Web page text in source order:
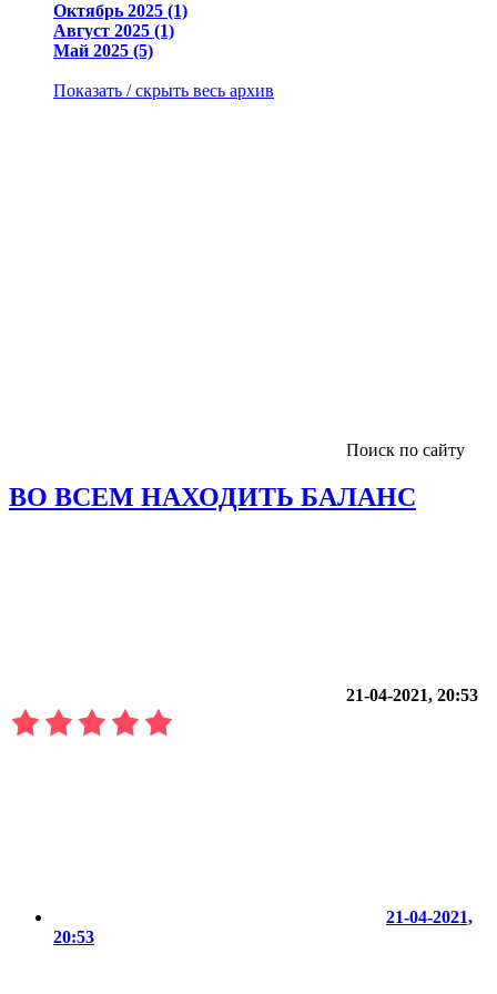
Октябрь 2025 (1)
Август 2025 (1)
Май 2025 (5)
Показать / скрыть весь архив
Поиск по сайту
ВО ВСЕМ НАХОДИТЬ БАЛАНС
21-04-2021, 20:53
21-04-2021,
20:53